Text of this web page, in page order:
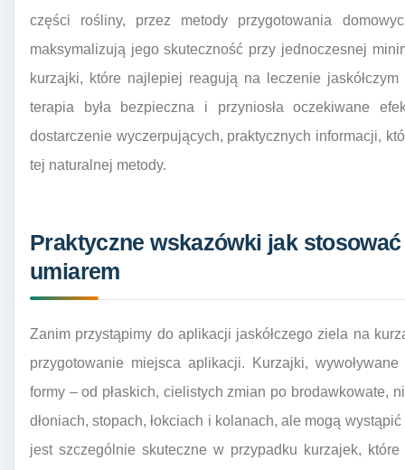
części rośliny, przez metody przygotowania
maksymalizują jego skuteczność przy jednoczesnej
kurzajki, które najlepiej reagują na leczenie
terapia była bezpieczna i przyniosła oczekiwane
dostarczenie wyczerpujących, praktycznych informacji,
tej naturalnej metody.
Praktyczne wskazówki jak
umiarem
Zanim przystąpimy do aplikacji jaskółczego ziela na
przygotowanie miejsca aplikacji. Kurzajki,
formy – od płaskich, cielistych zmian po brodawkowate,
dłoniach, stopach, łokciach i kolanach, ale mogą
jest szczególnie skuteczne w przypadku kurzajek,